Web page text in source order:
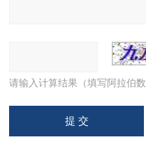
请输入计算结果（填写阿拉伯